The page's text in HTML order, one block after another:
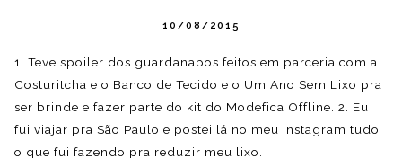
10/08/2015
1. Teve spoiler dos guardanapos feitos em parceria com a
Costuritcha e o Banco de Tecido e o Um Ano Sem Lixo pra
ser brinde e fazer parte do kit do Modefica Offline. 2. Eu
fui viajar pra São Paulo e postei lá no meu Instagram tudo
o que fui fazendo pra reduzir meu lixo.